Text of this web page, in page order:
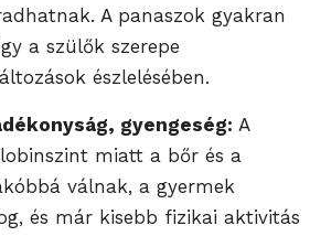
A panaszok gyakran
a szülők szerepe
észlelésében.
gyengeség: A
miatt a bőr és a
válnak, a gyermek
és már kisebb fizikai aktivitás